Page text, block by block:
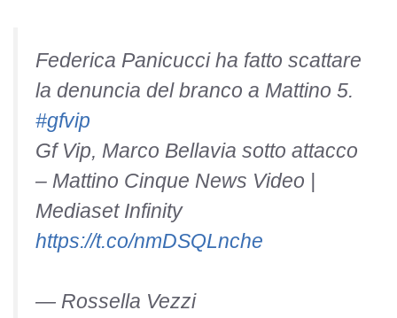
Federica Panicucci ha fatto scattare
la denuncia del branco a Mattino 5.
#gfvip
Gf Vip, Marco Bellavia sotto attacco
– Mattino Cinque News Video |
Mediaset Infinity
https://t.co/nmDSQLnche
— Rossella Vezzi